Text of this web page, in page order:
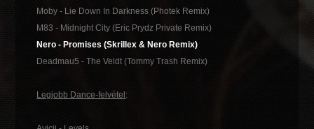
Moby - Lie Down In Darkness (Photek Remix)
M83 - Midnight City (Eric Prydz Private Remix)
Nero - Promises (Skrillex & Nero Remix)
Deadmau5 - The Veldt (Tommy Trash Remix)
Legjobb Dance-felvétel :